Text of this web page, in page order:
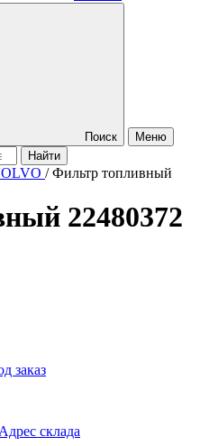
Поиск Меню
/Фильтр топливный
22480372
заказ
Адрес склада